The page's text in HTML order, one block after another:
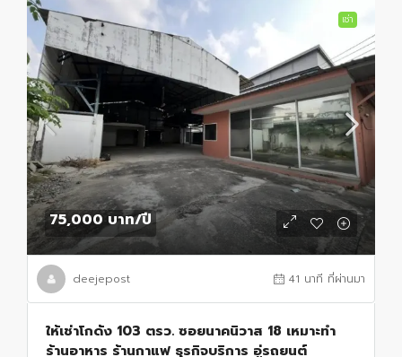
เช่า
75,000 บาท/ปี
deejepost 41 นาที ที่ผ่านมา
ให้เช่าโกดัง 103 ตรว. ซอยนาคนิวาส 18 เหมาะทำ
ร้านอาหาร ร้านกาแฟ ธุรกิจบริการ อู่รถยนต์